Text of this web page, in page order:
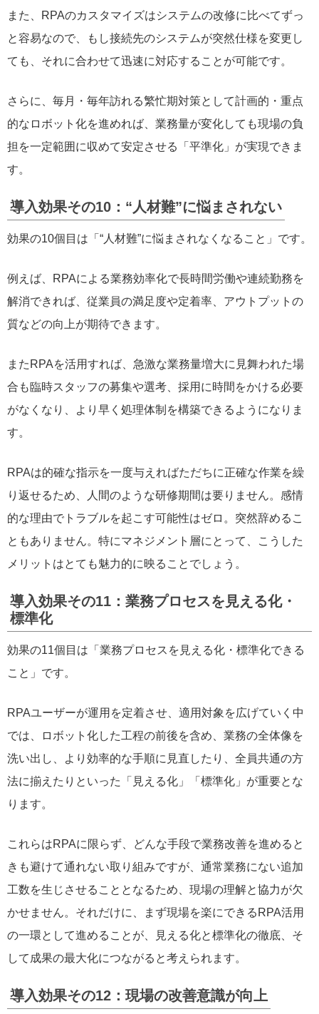
また、RPAのカスタマイズはシステムの改修に比べてずっ
と容易なので、もし接続先のシステムが突然仕様を変更し
ても、それに合わせて迅速に対応することが可能です。
さらに、毎月・毎年訪れる繁忙期対策として計画的・重点
的なロボット化を進めれば、業務量が変化しても現場の負
担を一定範囲に収めて安定させる「平準化」が実現できま
す。
導入効果その10：“人材難”に悩まされない
効果の10個目は「“人材難”に悩まされなくなること」です。
例えば、RPAによる業務効率化で長時間労働や連続勤務を
解消できれば、従業員の満足度や定着率、アウトプットの
質などの向上が期待できます。
またRPAを活用すれば、急激な業務量増大に見舞われた場
合も臨時スタッフの募集や選考、採用に時間をかける必要
がなくなり、より早く処理体制を構築できるようになりま
す。
RPAは的確な指示を一度与えればただちに正確な作業を繰
り返せるため、人間のような研修期間は要りません。感情
的な理由でトラブルを起こす可能性はゼロ。突然辞めるこ
ともありません。特にマネジメント層にとって、こうした
メリットはとても魅力的に映ることでしょう。
導入効果その11：業務プロセスを見える化・
標準化
効果の11個目は「業務プロセスを見える化・標準化できる
こと」です。
RPAユーザーが運用を定着させ、適用対象を広げていく中
では、ロボット化した工程の前後を含め、業務の全体像を
洗い出し、より効率的な手順に見直したり、全員共通の方
法に揃えたりといった「見える化」「標準化」が重要とな
ります。
これらはRPAに限らず、どんな手段で業務改善を進めると
きも避けて通れない取り組みですが、通常業務にない追加
工数を生じさせることとなるため、現場の理解と協力が欠
かせません。それだけに、まず現場を楽にできるRPA活用
の一環として進めることが、見える化と標準化の徹底、そ
して成果の最大化につながると考えられます。
導入効果その12：現場の改善意識が向上